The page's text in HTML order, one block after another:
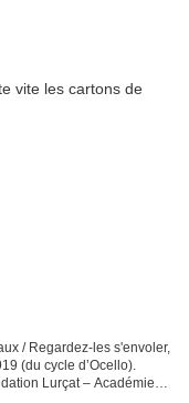
/ Regardez-les s'envoler,
(du cycle d’Ocello).
Lurçat – Académie